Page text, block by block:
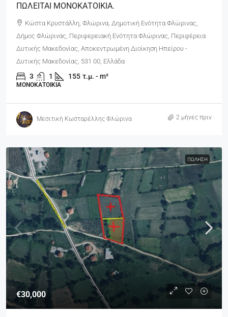
ΠΩΛΕΙΤΑΙ ΜΟΝΟΚΑΤΟΙΚΙΑ.
Κώστα Κρυστάλλη, Φλώρινα, Δημοτική Ενότητα Φλώρινας,
Δήμος Φλώρινας, Περιφερειακή Ενότητα Φλώρινας, Περιφέρεια
Δυτικής Μακεδονίας, Αποκεντρωμένη Διοίκηση Ηπείρου -
Δυτικής Μακεδονίας, 531 00, Ελλάδα
3 1 155 τ.μ. - m²
ΜΟΝΟΚΑΤΟΙΚΊΑ
Μεσιτική Κωσταρέλλης Φλώρινα 2 μήνες πριν
ΠΏΛΗΣΗ
€30,000